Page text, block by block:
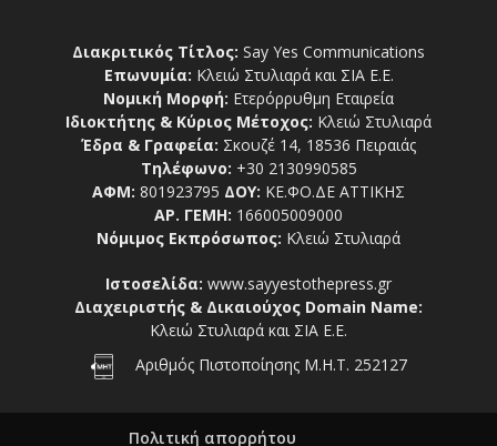
Διακριτικός Τίτλος: Say Yes Communications
Επωνυμία: Κλειώ Στυλιαρά και ΣΙΑ Ε.Ε.
Νομική Μορφή: Ετερόρρυθμη Εταιρεία
Ιδιοκτήτης & Κύριος Μέτοχος: Κλειώ Στυλιαρά
Έδρα & Γραφεία: Σκουζέ 14, 18536 Πειραιάς
Τηλέφωνο: +30 2130990585
ΑΦΜ: 801923795 ΔΟΥ: ΚΕ.ΦΟ.ΔΕ ΑΤΤΙΚΗΣ
ΑΡ. ΓΕΜΗ: 166005009000
Νόμιμος Εκπρόσωπος: Κλειώ Στυλιαρά
Ιστοσελίδα: www.sayyestothepress.gr
Διαχειριστής & Δικαιούχος Domain Name:
Κλειώ Στυλιαρά και ΣΙΑ Ε.Ε.
Αριθμός Πιστοποίησης Μ.Η.Τ. 252127
Πολιτική απορρήτου